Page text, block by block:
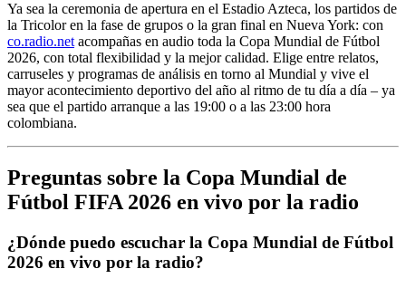
Ya sea la ceremonia de apertura en el Estadio Azteca, los partidos de
la Tricolor en la fase de grupos o la gran final en Nueva York: con
co.radio.net acompañas en audio toda la Copa Mundial de Fútbol
2026, con total flexibilidad y la mejor calidad. Elige entre relatos,
carruseles y programas de análisis en torno al Mundial y vive el
mayor acontecimiento deportivo del año al ritmo de tu día a día – ya
sea que el partido arranque a las 19:00 o a las 23:00 hora
colombiana.
Preguntas sobre la Copa Mundial de
Fútbol FIFA 2026 en vivo por la radio
¿Dónde puedo escuchar la Copa Mundial de Fútbol
2026 en vivo por la radio?